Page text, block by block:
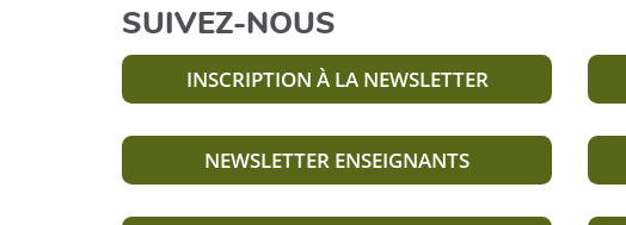
SUIVEZ-NOUS
INSCRIPTION À LA NEWSLETTER
NEWSLETTER ENSEIGNANTS